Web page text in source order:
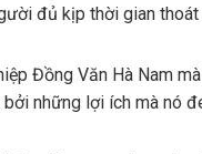
đủ kịp thời gian
Đồng Văn Hà Nam
những lợi ích mà nó